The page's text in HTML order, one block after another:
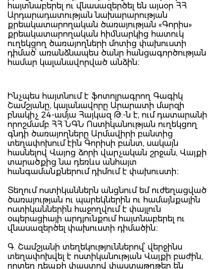
հայտնաբերել ու վնասազերծել են այսօր ՀՀ
Արդարադատության նախարարության
քրեակատարողական ծառայության «Գորիս»
քրեակատարողական հիմնարկից հատուկ
ուղեկցող ծառայողների մոտից փախուստի
դիմած՝ առանձնապես ծանր հանցագործության
համար կալանավորված անձին։
Ինչպես հայտնում է ֆոտոլրագրող Գագիկ
Շամշյանը, կալանավորը Արարատի մարզի
բնակիչ 24-ամյա Հայկազ Թ.-ն է, ում դատարանի
որոշմամբ ՀՀ ՆԳՆ Ոստիկանության ուղեկցող
գնդի ծառայողները Արմավիրի բանտից
տեղափոխում էին Գորիսի բանտ, սակայն
հասնելով Վայոց ձորի վարչական շրջան, Վայքի
տարածքից նա դեռևս անհայտ
հանգամանքներում դիմում է փախուստի։
Տեղում ոստիկաններն անցնում եմ ուժեղացված
ծառայության ու պարեկներին ու համայնքային
ոստիկաններին հաջողվում է փայլուն
օպերացիայի արդյունքում հայտնաբերել ու
վնասազերծել փախուստի դիմածին։
Գ. Շամշյանի տեղեկություններով՝ վերջինս
տեղափոխվել է ոստիկանության Վայքի բաժին,
որտեղ դեպքի փաստով փաստաթղթեր են